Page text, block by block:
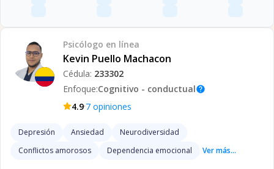
Psicólogo en línea
Kevin Puello Machacon
Cédula: 233302
Enfoque:Cognitivo - conductualhelp
4.9·7 opiniones
Depresión Ansiedad
Neurodiversidad
Conflictos amorosos
Dependencia emocional Ver más...